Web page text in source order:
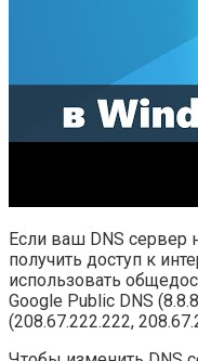
Если ваш DNS сервер
получить доступ к
использовать
Google Public DNS
(208.67.222.222,